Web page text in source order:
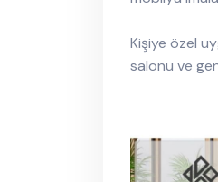
Kişiye özel
salonu ve